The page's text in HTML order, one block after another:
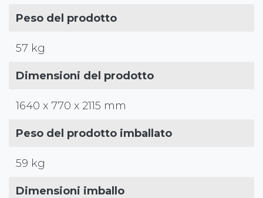
Peso del prodotto
57 kg
Dimensioni del prodotto
1640 x 770 x 2115 mm
Peso del prodotto imballato
59 kg
Dimensioni imballo